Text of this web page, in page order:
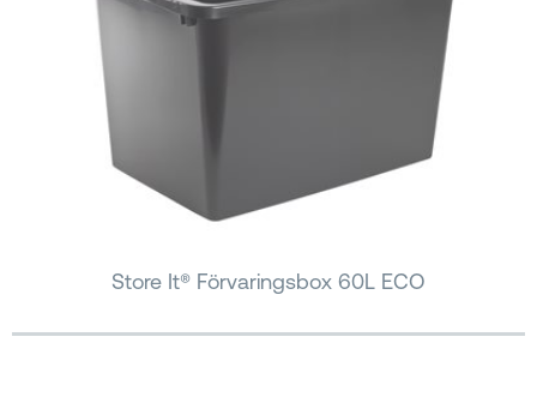
Store It® Förvaringsbox 60L ECO